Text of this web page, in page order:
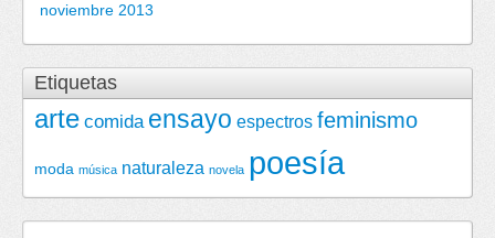
noviembre 2013
Etiquetas
arte comida ensayo espectros feminismo
moda música naturaleza novela poesía